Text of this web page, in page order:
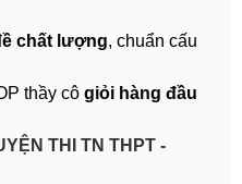
chất lượng, chuẩn cấu
thầy cô giỏi hàng đầu
THI TN THPT -